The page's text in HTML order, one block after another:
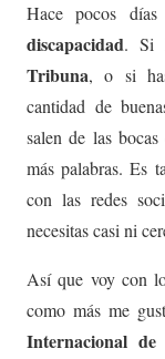
Hace pocos
discapacidad. Si
Tribuna, o si
cantidad de
salen de las
más palabras. Es
con las redes
necesitas casi ni
Así que voy con
como más me
Internacional de